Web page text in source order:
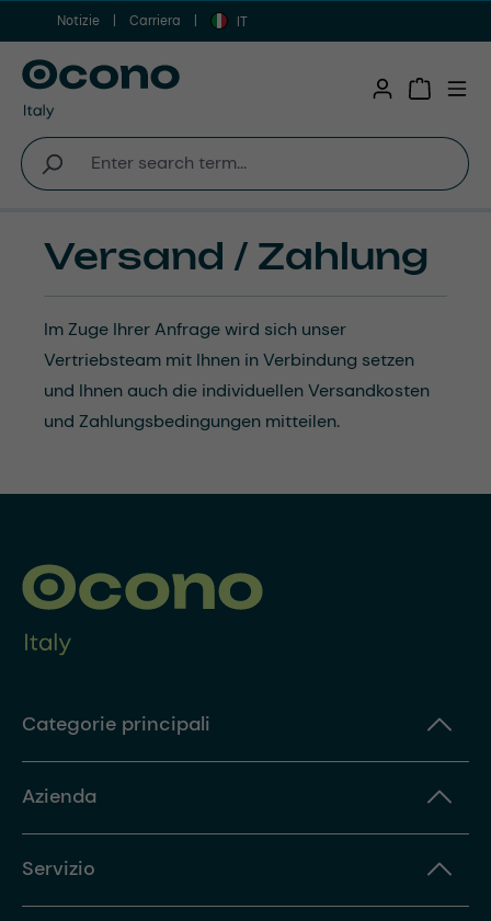
Vai al contenuto principale
Notizie Carriera IT
Versand / Zahlung
Im Zuge Ihrer Anfrage wird sich unser
Vertriebsteam mit Ihnen in Verbindung setzen
und Ihnen auch die individuellen Versandkosten
und Zahlungsbedingungen mitteilen.
Categorie principali
Azienda
Servizio